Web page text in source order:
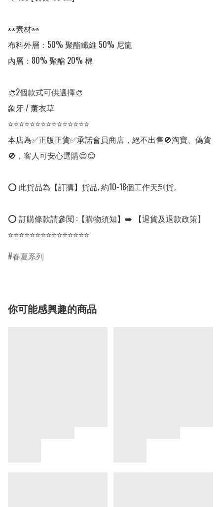
👀素材👀
布料外層：50% 聚酯纖維 50% 尼龍
內層：80% 聚酯 20% 棉
🎨2個款式可供選擇🎨
象牙 / 薰衣草
⭐⭐⭐⭐⭐⭐⭐⭐⭐⭐⭐⭐⭐⭐⭐
本店為✅正版正貨✅承諾會員商店，絕不出售🚫淘寶、偽貨
🚫，客人可安心選購😊😊
⭕ 此貨品為【訂購】貨品, 約10-18個工作天到貨。
⭕ 訂購條款請參閱 :【購物須知】➡️ 【退貨及退款政策】
⭐⭐⭐⭐⭐⭐⭐⭐⭐⭐⭐⭐⭐⭐⭐
春夏系列
你可能感興趣的商品